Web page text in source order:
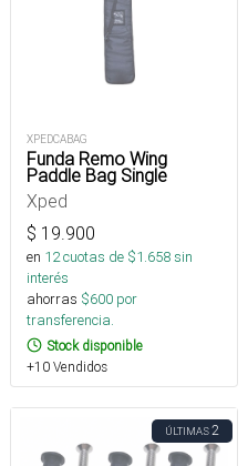
XPEDCABAG
Funda Remo Wing
Paddle Bag Single
Xped
$ 19.900
en 12cuotas de $1.658sin
interés
ahorras $600 por
transferencia.
Stock disponible
+10 Vendidos
ÚLTIMAS2